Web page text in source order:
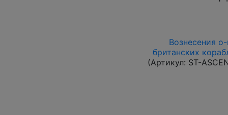
Вознесения
британских
(Артикул: ST-